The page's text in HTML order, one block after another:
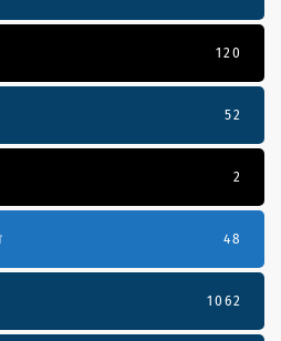
120
52
2
48
1062